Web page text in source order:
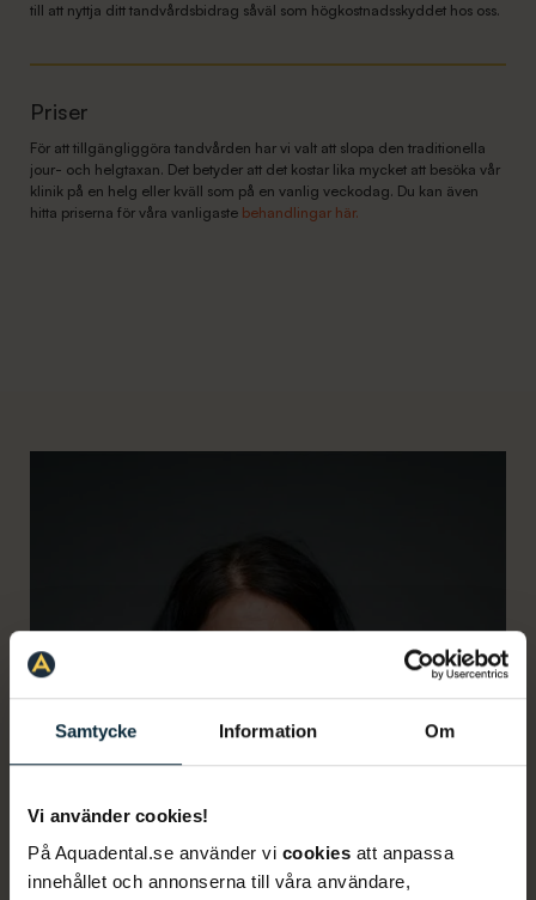
Samtycke Information Om
Vi använder cookies!
På Aquadental.se använder vi cookies att anpassa
innehållet och annonserna till våra användare,
till att nyttja ditt tandvårdsbidrag såväl som högkostnadsskyddet hos oss.
Priser
För att tillgängliggöra tandvården har vi valt att slopa den traditionella
jour- och helgtaxan. Det betyder att det kostar lika mycket att besöka vår
klinik på en helg eller kväll som på en vanlig veckodag. Du kan även
hitta priserna för våra vanligaste behandlingar här.